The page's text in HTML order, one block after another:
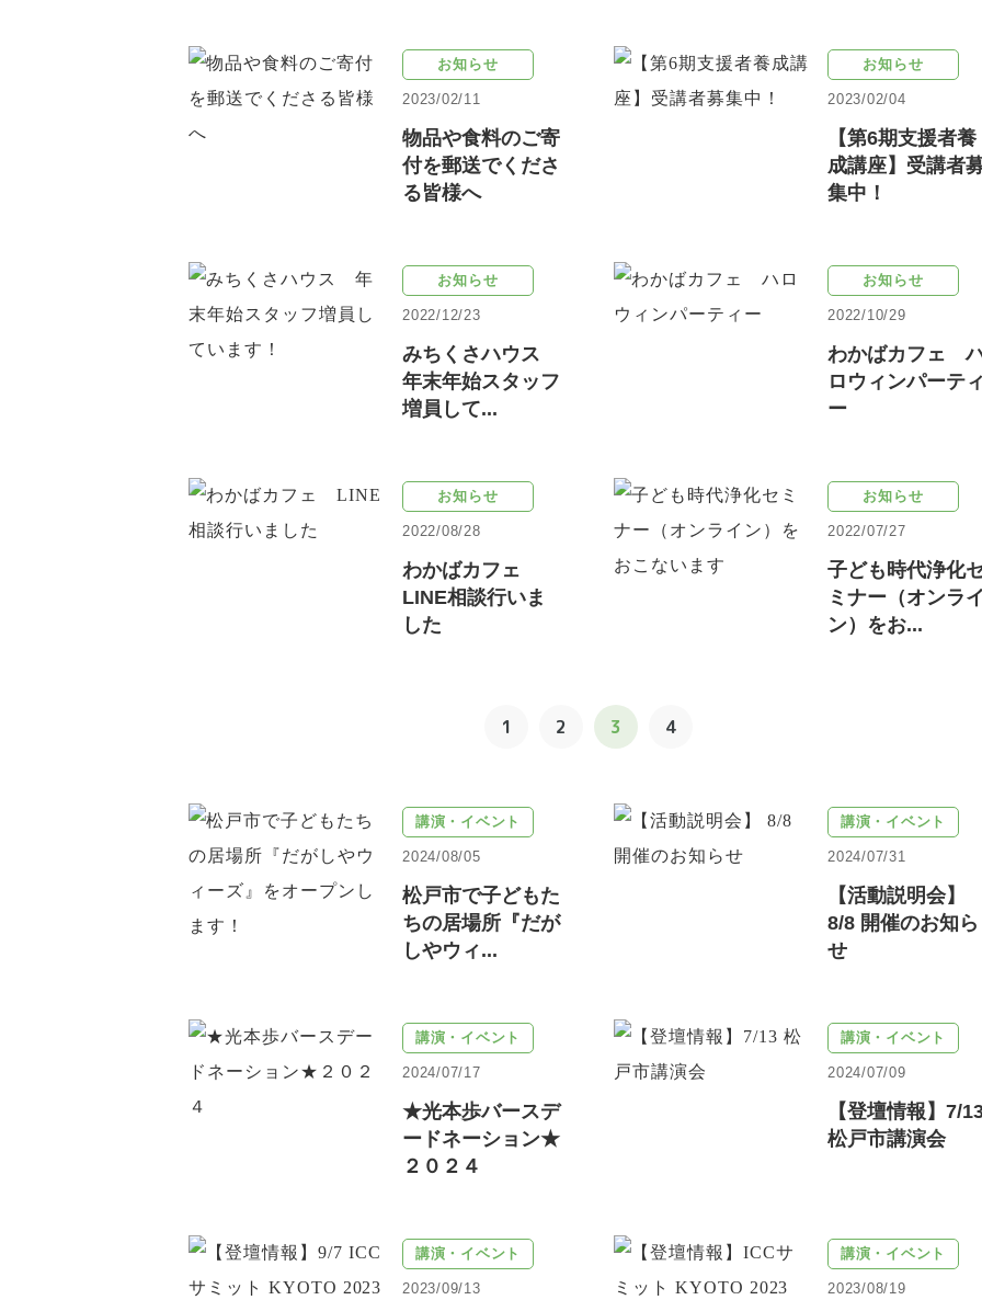
お知らせ
2023/02/11
物品や食料のご寄
付を郵送でくださ
る皆様へ
お知らせ
2023/02/04
【第6期支援者養
成講座】受講者
集中！
お知らせ
2022/12/23
みちくさハウス
年末年始スタッフ
増員して...
お知らせ
2022/10/29
わかばカフェ
ロウィンパーティ
ー
お知らせ
2022/08/28
わかばカフェ
LINE相談行いま
した
お知らせ
2022/07/27
子ども時代浄化
ミナー（オンライ
ン）をお...
1 2 3 4
講演・イベント
2024/08/05
松戸市で子どもた
ちの居場所『だが
しやウィ...
講演・イベント
2024/07/31
【活動説明会】
8/8 開催のお知ら
せ
講演・イベント
2024/07/17
★光本歩バースデ
ードネーション★
２０２４
講演・イベント
2024/07/09
【登壇情報】7/
松戸市講演会
講演・イベント
2023/09/13
講演・イベント
2023/08/19